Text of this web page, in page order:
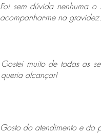
Foi sem dúvida nenhuma o
acompanhar-me na
Gostei muito de todas as
queria alcançar!
Gosto do atendimento e do